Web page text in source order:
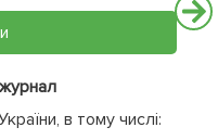
в тому числі: